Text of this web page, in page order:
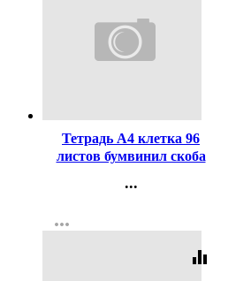
Тетрадь А4 клетка 96
листов бумвинил скоба
арт.Т4бв96кЭ_12342
...
Регистрация
more_horiz
equalizer